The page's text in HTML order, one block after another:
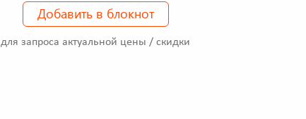
Добавить в блокнот
для запроса актуальной цены / скидки